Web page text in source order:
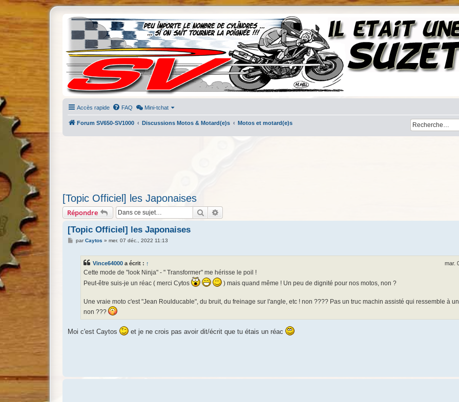
Accès rapide FAQ Mini-tchat
Forum SV650-SV1000 Discussions Motos & Motard(e)s Motos et motard(e)s
[Topic Officiel] les Japonaises
Répondre Rechercher
[Topic Officiel] les Japonaises
MparCaytos » mer. 07 déc., 2022 11:13
Vince64000 a écrit : ↑ mar.
Cette mode de "look Ninja" - " Transformer" me hérisse le poil !
Peut-être suis-je un réac ( merci Cytos
) mais quand même ! Un peu de dignité pour nos motos, non ?
Une vraie moto c'est "Jean Roulducable", du bruit, du freinage sur l'angle, etc ! non ???? Pas un truc machin assisté qui ressemble à
non ???
Moi c'est Caytos et je ne crois pas avoir dit/écrit que tu étais un réac